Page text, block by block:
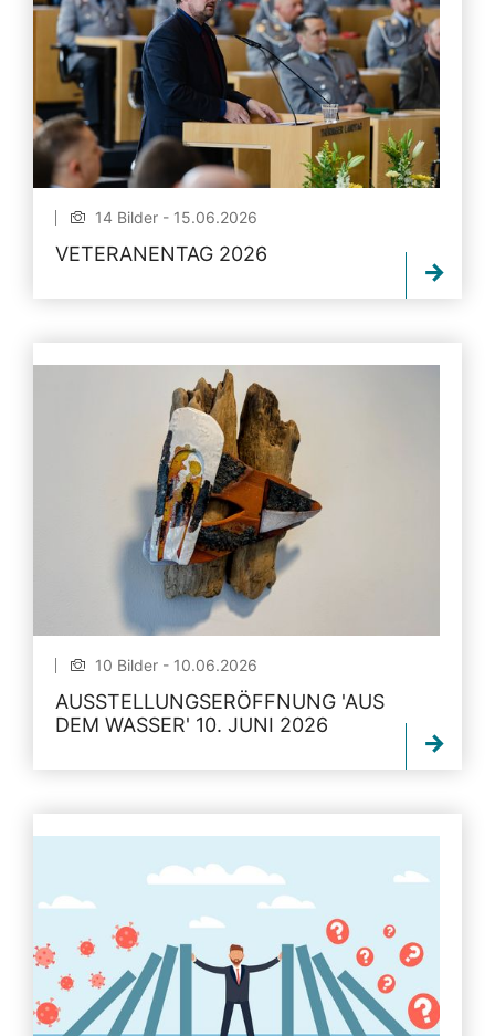
14 Bilder - 15.06.2026
VETERANENTAG 2026
10 Bilder - 10.06.2026
AUSSTELLUNGSERÖFFNUNG 'AUS
DEM WASSER' 10. JUNI 2026